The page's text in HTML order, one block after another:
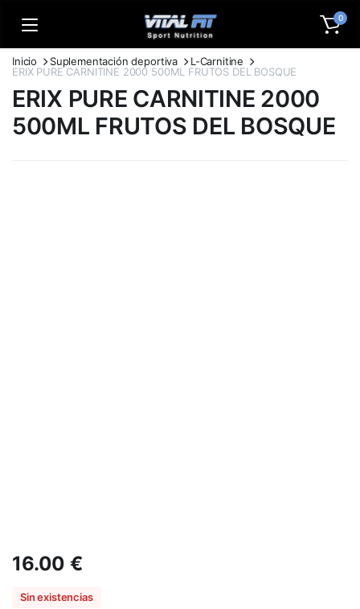
0
Inicio Suplementación deportiva
L-Carnitine
ERIX PURE CARNITINE 2000 500ML FRUTOS DEL BOSQUE
ERIX PURE CARNITINE 2000
500ML FRUTOS DEL BOSQUE
16.00€
Sin existencias